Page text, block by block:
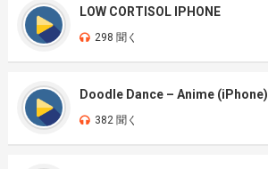
LOW CORTISOL IPHONE
298 聞く
Doodle Dance – Anime (iPhone)
382 聞く